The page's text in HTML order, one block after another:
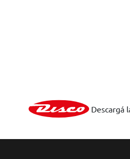
Descargá